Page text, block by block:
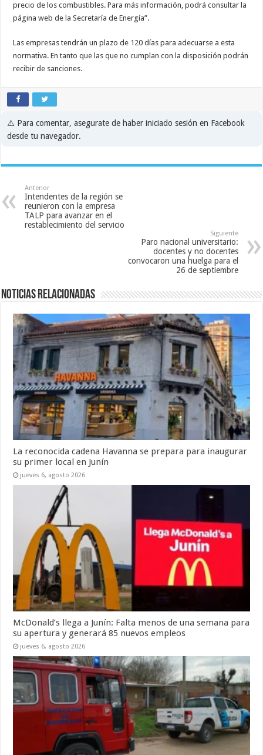
precio de los combustibles. Para más información, podrá consultar la
página web de la Secretaría de Energía”.
Las empresas tendrán un plazo de 120 días para adecuarse a esta
normativa. En tanto que las que no cumplan con la disposición podrán
recibir de sanciones.
⚠️ Para comentar, asegurate de haber iniciado sesión en Facebook
desde tu navegador.
Anterior
Intendentes de la región se
reunieron con la empresa
TALP para avanzar en el
restablecimiento del servicio
Siguiente
Paro nacional universitario:
docentes y no docentes
convocaron una huelga para el
26 de septiembre
Noticias relacionadas
La reconocida cadena Havanna se prepara para inaugurar
su primer local en Junín
jueves 6, agosto 2026
McDonald’s llega a Junín: Falta menos de una semana para
su apertura y generará 85 nuevos empleos
jueves 6, agosto 2026